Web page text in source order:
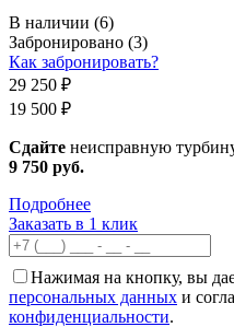
В наличии (6)
Забронировано (3)
Как забронировать?
29 250 ₽
19 500 ₽
Сдайте неисправную
9 750 руб.
Подробнее
Заказать в 1 клик
Нажимая на кнопку, вы
персональных данных и
конфиденциальности.